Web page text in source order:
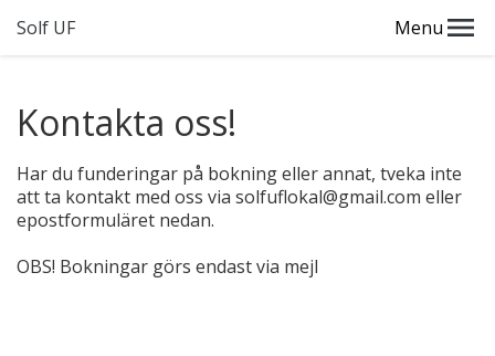
Solf UF Menu
Kontakta oss!
Har du funderingar på bokning eller annat, tveka inte
att ta kontakt med oss via solfuflokal@gmail.com eller
epostformuläret nedan.
OBS! Bokningar görs endast via mejl